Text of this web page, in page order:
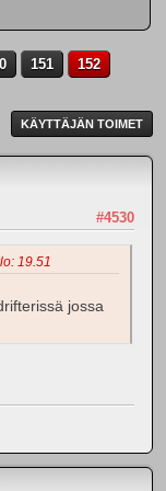
151
152
KÄYTTÄJÄN TOIMET
#4530
19.51
jossa